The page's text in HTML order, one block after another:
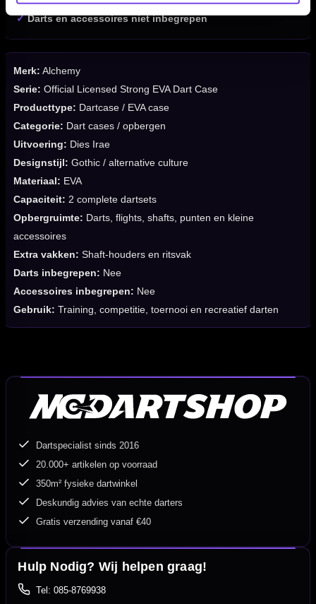
✓ Darts en accessoires niet inbegrepen
Merk: Alchemy
Serie: Official Licensed Strong EVA Dart Case
Producttype: Dartcase / EVA case
Categorie: Dart cases / opbergen
Uitvoering: Dies Irae
Designstijl: Gothic / alternative culture
Materiaal: EVA
Capaciteit: 2 complete dartsets
Opbergruimte: Darts, flights, shafts, punten en kleine
accessoires
Extra vakken: Shaft-houders en ritsvak
Darts inbegrepen: Nee
Accessoires inbegrepen: Nee
Gebruik: Training, competitie, toernooi en recreatief darten
Dartspecialist sinds 2016
20.000+ artikelen op voorraad
350m² fysieke dartwinkel
Deskundig advies van echte darters
Gratis verzending vanaf €40
Hulp Nodig? Wij helpen graag!
Tel: 085-8769938